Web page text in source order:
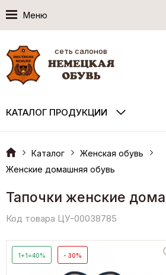
Меню
сеть салонов
КАТАЛОГ ПРОДУКЦИИ
Каталог
Женская обувь
Женские домашняя обувь
Тапочки женские
Код товара ЦУ-00038785
1+1=40% - 30%